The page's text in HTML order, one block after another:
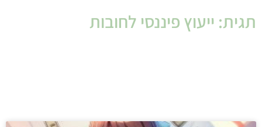
תגית: ייעוץ פיננסי לחובות